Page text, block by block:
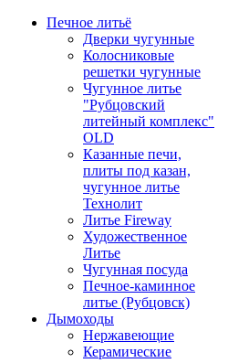
Печное литьё
Дверки чугунные
Колосниковые
решетки чугунные
Чугунное литье
"Рубцовский
литейный комплекс"
OLD
Казанные печи,
плиты под казан,
чугунное литье
Технолит
Литье Fireway
Художественное
Литье
Чугунная посуда
Печное-каминное
литье (Рубцовск)
Дымоходы
Нержавеющие
Керамические